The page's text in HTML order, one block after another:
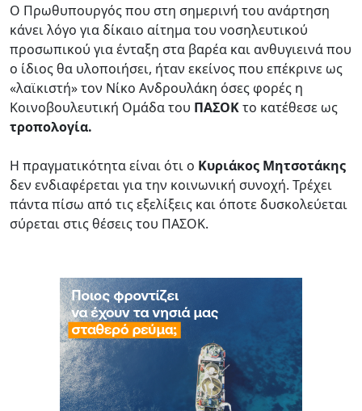
Ο Πρωθυπουργός που στη σημερινή του ανάρτηση
κάνει λόγο για δίκαιο αίτημα του νοσηλευτικού
προσωπικού για ένταξη στα βαρέα και ανθυγιεινά που
ο ίδιος θα υλοποιήσει, ήταν εκείνος που επέκρινε ως
«λαϊκιστή» τον Νίκο Ανδρουλάκη όσες φορές η
Κοινοβουλευτική Ομάδα του ΠΑΣΟΚτο κατέθεσε ως
τροπολογία.
Η πραγματικότητα είναι ότι ο Κυριάκος Μητσοτάκης
δεν ενδιαφέρεται για την κοινωνική συνοχή. Τρέχει
πάντα πίσω από τις εξελίξεις και όποτε δυσκολεύεται
σύρεται στις θέσεις του ΠΑΣΟΚ.